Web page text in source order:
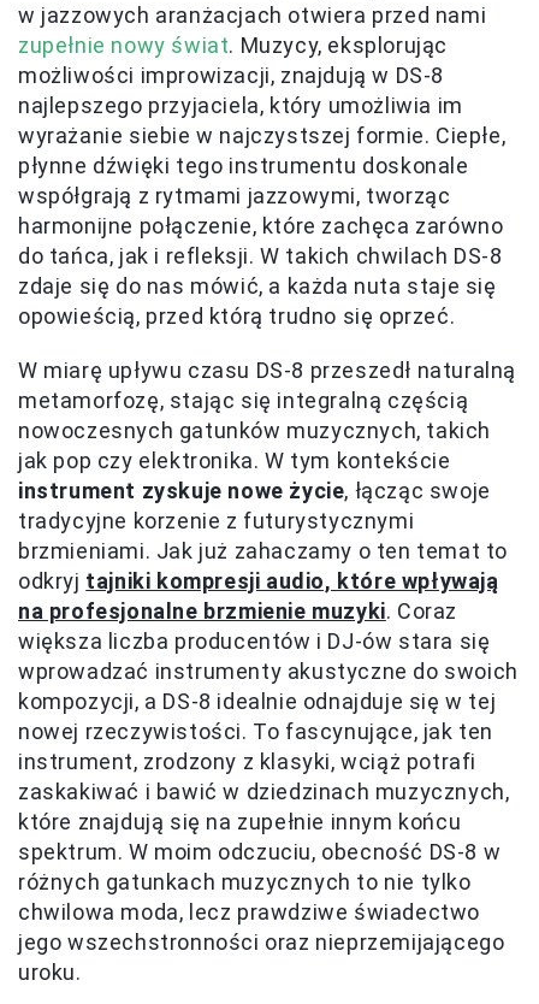
w jazzowych aranżacjach otwiera przed nami
zupełnie nowy świat. Muzycy, eksplorując
możliwości improwizacji, znajdują w DS-8
najlepszego przyjaciela, który umożliwia im
wyrażanie siebie w najczystszej formie. Ciepłe,
płynne dźwięki tego instrumentu doskonale
współgrają z rytmami jazzowymi, tworząc
harmonijne połączenie, które zachęca zarówno
do tańca, jak i refleksji. W takich chwilach DS-8
zdaje się do nas mówić, a każda nuta staje się
opowieścią, przed którą trudno się oprzeć.
W miarę upływu czasu DS-8 przeszedł naturalną
metamorfozę, stając się integralną częścią
nowoczesnych gatunków muzycznych, takich
jak pop czy elektronika. W tym kontekście
instrument zyskuje nowe życie, łącząc swoje
tradycyjne korzenie z futurystycznymi
brzmieniami. Jak już zahaczamy o ten temat to
odkryj tajniki kompresji audio, które wpływają
na profesjonalne brzmienie muzyki. Coraz
większa liczba producentów i DJ-ów stara się
wprowadzać instrumenty akustyczne do swoich
kompozycji, a DS-8 idealnie odnajduje się w tej
nowej rzeczywistości. To fascynujące, jak ten
instrument, zrodzony z klasyki, wciąż potrafi
zaskakiwać i bawić w dziedzinach muzycznych,
które znajdują się na zupełnie innym końcu
spektrum. W moim odczuciu, obecność DS-8 w
różnych gatunkach muzycznych to nie tylko
chwilowa moda, lecz prawdziwe świadectwo
jego wszechstronności oraz nieprzemijającego
uroku.